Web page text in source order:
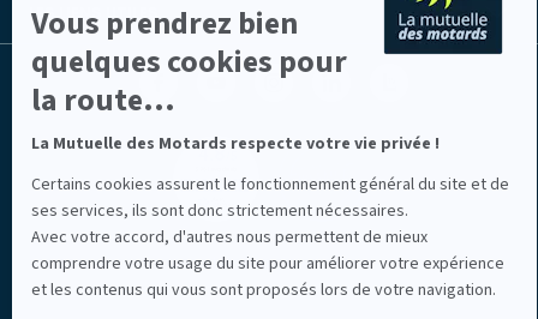
Vous prendrez bien
quelques cookies pour
la route...
La Mutuelle des Motards respecte votre vie privée !
Certains cookies assurent le fonctionnement général du site et de
ses services, ils sont donc strictement nécessaires.
Avec votre accord, d'autres nous permettent de mieux
comprendre votre usage du site pour améliorer votre expérience
et les contenus qui vous sont proposés lors de votre navigation.
LES LIENS UTILES
FacebookYoutubeInstagram
fenêtre)
Mentions légales